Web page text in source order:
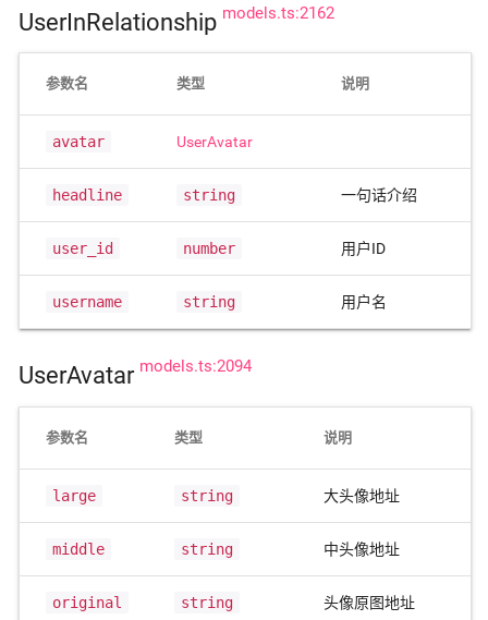
UserInRelationship models.ts:2162
参数名 类型 说明
avatar UserAvatar
headline string 一句话介绍
user_id number 用户ID
username string 用户名
UserAvatar models.ts:2094
参数名 类型 说明
large string 大头像地址
middle string 中头像地址
original string 头像原图地址